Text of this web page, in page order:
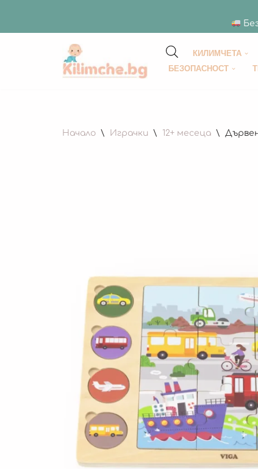
Продължете
КИЛИМЧЕТА
БЕЗОПАСНОСТ
Начало \ Играчки \ 12+ месеца \